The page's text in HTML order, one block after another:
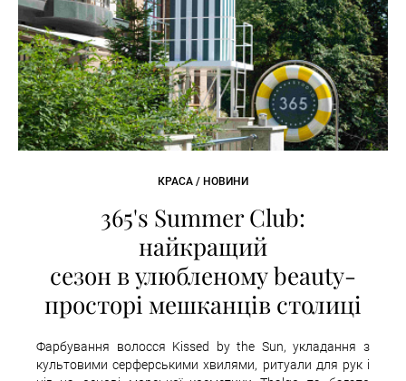
КРАСА / НОВИНИ
365's Summer Club:
найкращий
сезон в улюбленому beauty-
просторі мешканців столиці
Фарбування волосся Kissed by the Sun, укладання з
культовими серферськими хвилями, ритуали для рук і